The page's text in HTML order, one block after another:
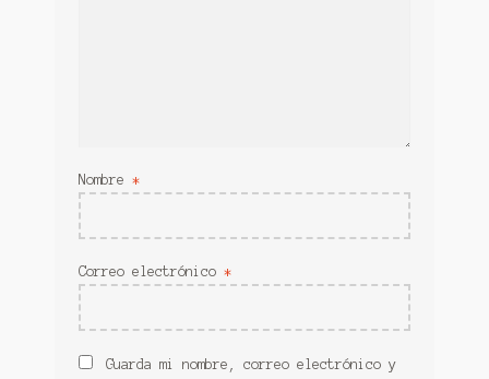
Nombre *
Correo electrónico *
Guarda mi nombre, correo electrónico y